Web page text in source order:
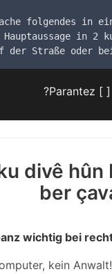
Parantez [ ]
divê hûn
ber
wichtig bei
kein